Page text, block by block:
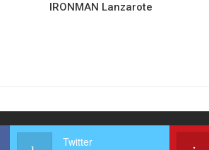
IRONMAN Lanzarote
Twitter